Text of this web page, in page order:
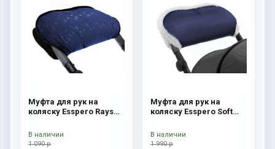
Муфта для рук на
коляску Esspero Rays
1 090 р
В наличии
Муфта для рук на
коляску Esspero Soft
1 990 р
В наличии